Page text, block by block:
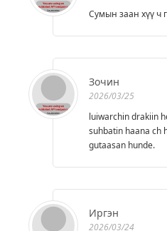
Сумын заан хүү ч
Зочин
2026/03/25
luiwarchin drakiin
suhbatin haana ch
gutaasan hunde.
Иргэн
2026/03/24